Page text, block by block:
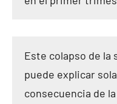
Este colapso de la
puede explicar
consecuencia de